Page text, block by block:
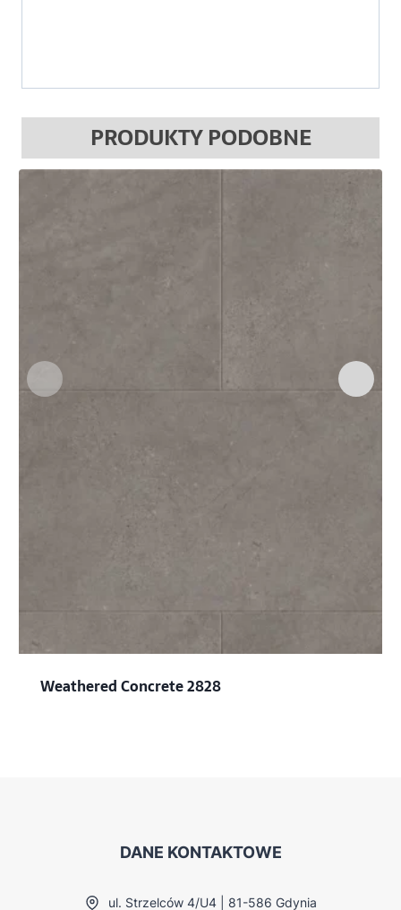
PRODUKTY PODOBNE
Weathered Concrete 2828
DANE KONTAKTOWE
ul. Strzelców 4/U4 | 81-586 Gdynia